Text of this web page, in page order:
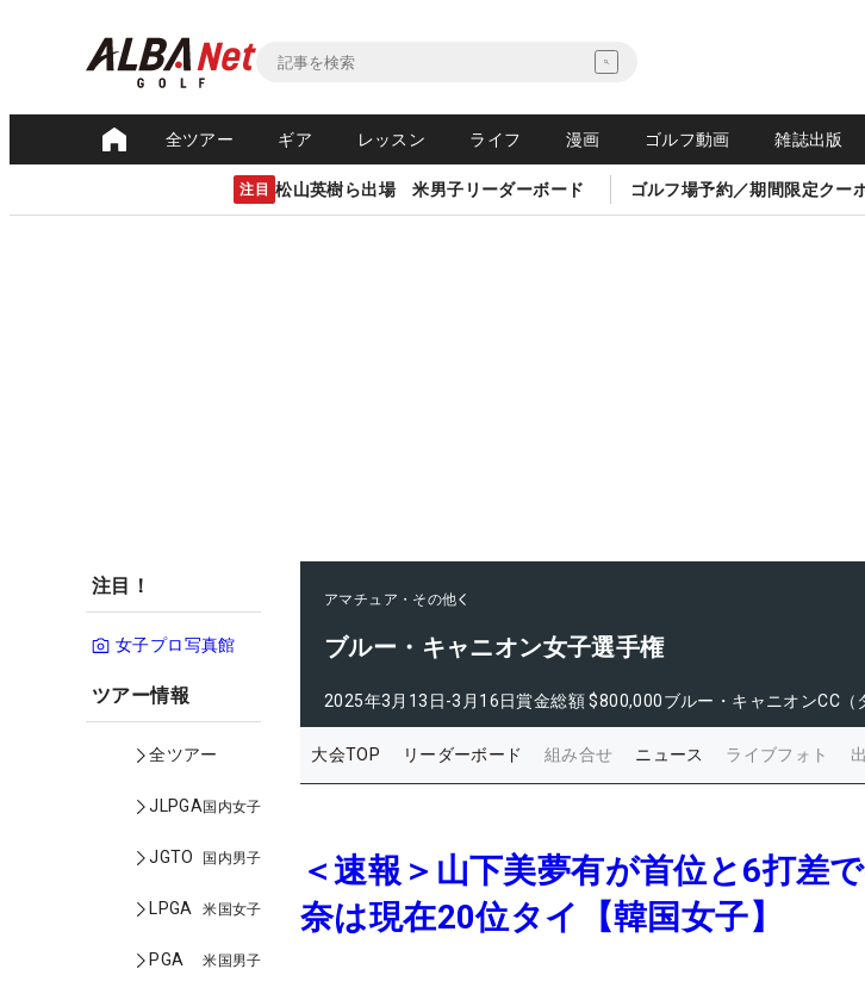
全ツアー ギア レッスン ライフ 漫画 ゴルフ動画 雑誌出版
注目 松山英樹ら出場 米男子リーダーボード ゴルフ場予約／期間限定クー
注目！
女子プロ写真館
ツアー情報
全ツアー
JLPGA国内女子
JGTO 国内男子
LPGA 米国女子
PGA 米国男子
アマチュア・その他
ブルー・キャニオン女子選手権
2025年3月13日-3月16日賞金総額 $800,000ブルー・キャニオンCC（
大会TOP リーダーボード 組み合せ ニュース ライブフォト
＜速報＞山下美夢有が首位と6打差
奈は現在20位タイ【韓国女子】